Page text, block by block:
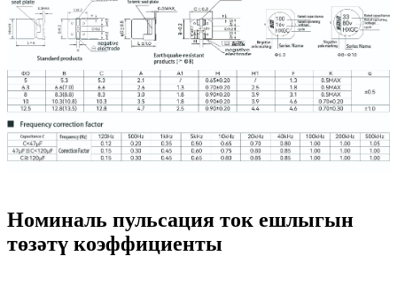
Номиналь пульсация ток ешлыгын
төзәтү коэффициенты